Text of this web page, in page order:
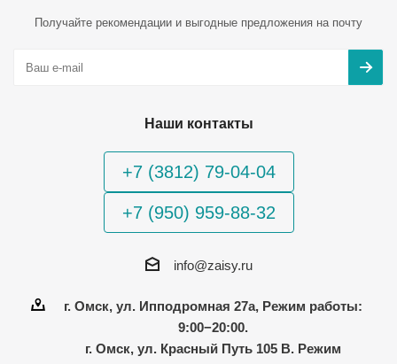
Получайте рекомендации и выгодные предложения на почту
Наши контакты
+7 (3812) 79-04-04
+7 (950) 959-88-32
info@zaisy.ru
г. Омск, ул. Ипподромная 27а, Режим работы:
9:00−20:00.
г. Омск, ул. Красный Путь 105 В. Режим